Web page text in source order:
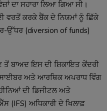
ਦਾ ਸਹਾਰਾ ਲਿਆ ਗਿਆ ਸੀ।
ਵਰਤੋਂ ਕਰਕੇ ਬੈਂਕ ਦੇ ਨਿਯਮਾਂ ਨੂੰ ਛਿੱਕੇ
(diversion of funds)
ਤੋਂ ਬਾਅਦ ਇਸ ਦੀ ਸ਼ਿਕਾਇਤ ਕੇਂਦਰੀ
ਅਤੇ ਆਰਥਿਕ ਅਪਰਾਧ ਵਿੰਗ
ਦੀ ਡਿਜੀਟਲ ਅਤੇ
ਅਧਿਕਾਰੀ ਦੇ ਖਿਲਾਫ਼